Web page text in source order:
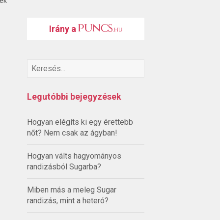
Irány a
Legutóbbi bejegyzések
Hogyan elégíts ki egy érettebb
nőt? Nem csak az ágyban!
Hogyan válts hagyományos
randizásból Sugarba?
Miben más a meleg Sugar
randizás, mint a heteró?